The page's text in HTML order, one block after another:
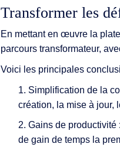
Transformer les
En mettant en œuvre la
parcours transformateur,
Voici les principales
1. Simplification de la
création, la mise à jour,
2. Gains de
de gain de temps la